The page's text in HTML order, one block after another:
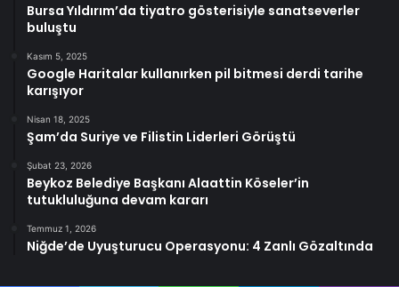
Bursa Yıldırım’da tiyatro gösterisiyle sanatseverler
buluştu
Kasım 5, 2025
Google Haritalar kullanırken pil bitmesi derdi tarihe
karışıyor
Nisan 18, 2025
Şam’da Suriye ve Filistin Liderleri Görüştü
Şubat 23, 2026
Beykoz Belediye Başkanı Alaattin Köseler’in
tutukluluğuna devam kararı
Temmuz 1, 2026
Niğde’de Uyuşturucu Operasyonu: 4 Zanlı Gözaltında